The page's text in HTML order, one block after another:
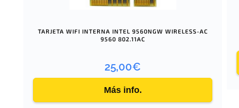
TARJETA WIFI INTERNA INTEL 9560NGW WIRELESS-AC
9560 802.11AC
25,00€
Más info.